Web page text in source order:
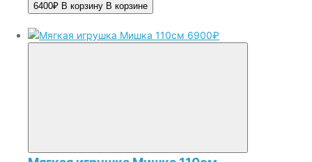
6400₽ В корзину В корзине
6900₽